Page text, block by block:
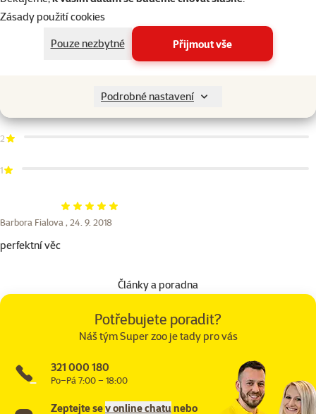
Zásady použití cookies
Pouze nezbytné
Přijmout vše
Podrobné nastavení
Hodnocení 1×
Hodnocení 100%
2
1
Hodnocení 100%
Barbora Fialova , 24. 9. 2018
perfektní věc
Články a poradna
Potřebujete poradit?
Náš tým Super zoo je tady pro vás
321 000 180
Po–Pá 7:00 – 18:00
Zeptejte sev online chatunebo